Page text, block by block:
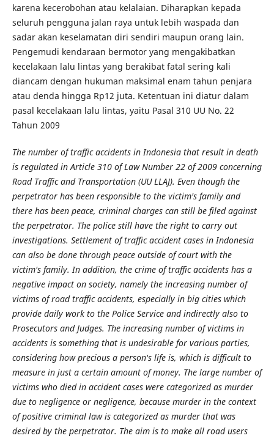
karena kecerobohan atau kelalaian. Diharapkan kepada
seluruh pengguna jalan raya untuk lebih waspada dan
sadar akan keselamatan diri sendiri maupun orang lain.
Pengemudi kendaraan bermotor yang mengakibatkan
kecelakaan lalu lintas yang berakibat fatal sering kali
diancam dengan hukuman maksimal enam tahun penjara
atau denda hingga Rp12 juta. Ketentuan ini diatur dalam
pasal kecelakaan lalu lintas, yaitu Pasal 310 UU No. 22
Tahun 2009
The number of traffic accidents in Indonesia that result in death
is regulated in Article 310 of Law Number 22 of 2009 concerning
Road Traffic and Transportation (UU LLAJ). Even though the
perpetrator has been responsible to the victim's family and
there has been peace, criminal charges can still be filed against
the perpetrator. The police still have the right to carry out
investigations. Settlement of traffic accident cases in Indonesia
can also be done through peace outside of court with the
victim's family. In addition, the crime of traffic accidents has a
negative impact on society, namely the increasing number of
victims of road traffic accidents, especially in big cities which
provide daily work to the Police Service and indirectly also to
Prosecutors and Judges. The increasing number of victims in
accidents is something that is undesirable for various parties,
considering how precious a person's life is, which is difficult to
measure in just a certain amount of money. The large number of
victims who died in accident cases were categorized as murder
due to negligence or negligence, because murder in the context
of positive criminal law is categorized as murder that was
desired by the perpetrator. The aim is to make all road users